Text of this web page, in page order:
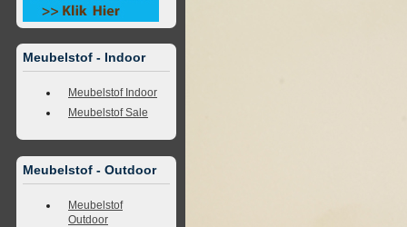
Meubelstof - Indoor
Meubelstof Indoor
Meubelstof Sale
Meubelstof - Outdoor
Meubelstof
Outdoor